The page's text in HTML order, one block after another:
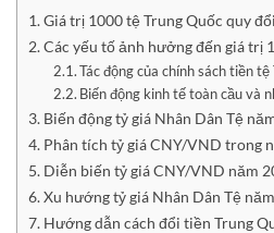
Giá trị 1000 tệ Trung Quốc quy
Các yếu tố ảnh hưởng đến giá trị
Tác động của chính sách tiền
Biến động kinh tế toàn cầu và
Biến động tỷ giá Nhân Dân Tệ
Phân tích tỷ giá CNY/VND trong
Diễn biến tỷ giá CNY/VND năm
Xu hướng tỷ giá Nhân Dân Tệ
Hướng dẫn cách đổi tiền Trung